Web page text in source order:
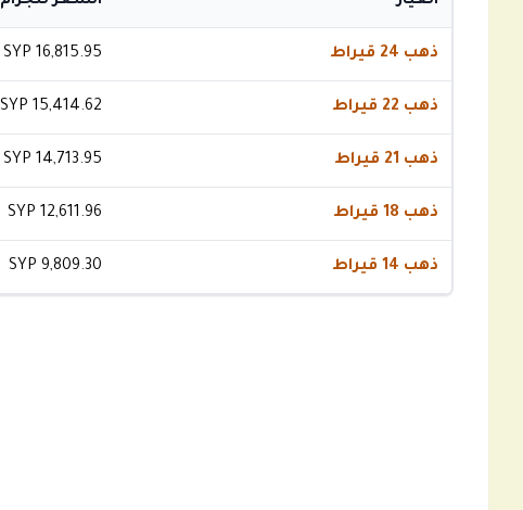
ذهب 24 قيراط SYP 16,815.95
ذهب 22 قيراط SYP 15,414.62
ذهب 21 قيراط SYP 14,713.95
ذهب 18 قيراط SYP 12,611.96
ذهب 14 قيراط SYP 9,809.30